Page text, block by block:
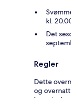
kl.
Det
Regler
Dette
og